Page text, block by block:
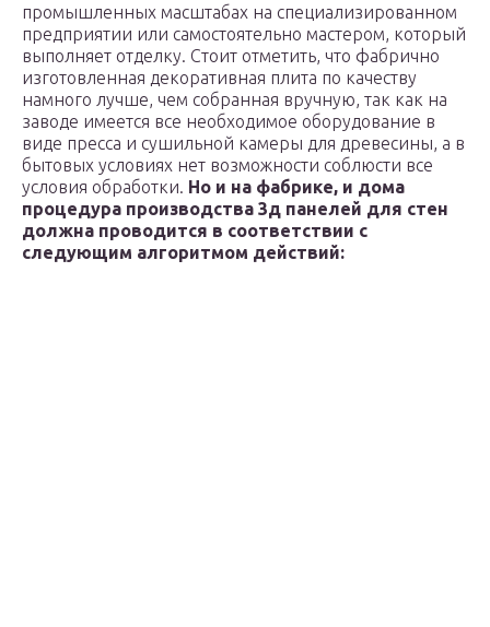
промышленных масштабах на специализированном
предприятии или самостоятельно мастером, который
выполняет отделку. Стоит отметить, что фабрично
изготовленная декоративная плита по качеству
намного лучше, чем собранная вручную, так как на
заводе имеется все необходимое оборудование в
виде пресса и сушильной камеры для древесины, а в
бытовых условиях нет возможности соблюсти все
условия обработки. Но и на фабрике, и дома
процедура производства 3д панелей для стен
должна проводится в соответствии с
следующим алгоритмом действий: